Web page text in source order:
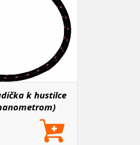
k hustilce